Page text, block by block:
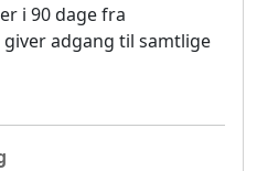
i 90 dage fra
adgang til samtlige